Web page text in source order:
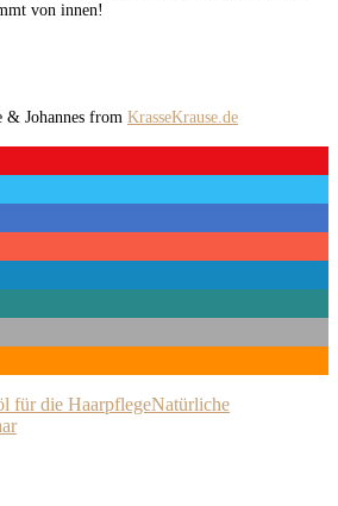
von innen!
& Johannes from KrasseKrause.de
für die HaarpflegeNatürliche